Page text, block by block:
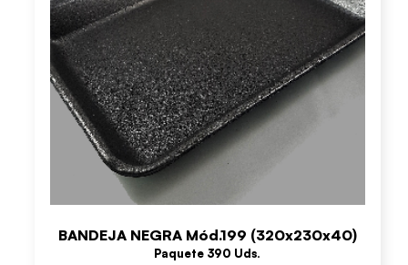
BANDEJA NEGRA Mód.199 (320x230x40)
Paquete 390 Uds.